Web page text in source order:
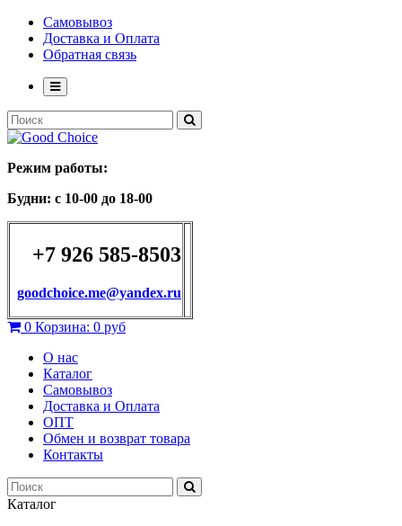
Самовывоз
Доставка и Оплата
Обратная связь
Режим работы:
Будни: с 10-00 до 18-00
+7 926 585-8503
goodchoice.me@yandex.ru
0 Корзина: 0 руб
О нас
Каталог
Самовывоз
Доставка и Оплата
ОПТ
Обмен и возврат товара
Контакты
Каталог